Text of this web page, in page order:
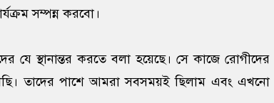
সম্পন্ন করবো।
যে স্থানান্তর করতে বলা হয়েছে। সে কাজে রোগীদের
তাদের পাশে আমরা সবসময়ই ছিলাম এবং এখনো